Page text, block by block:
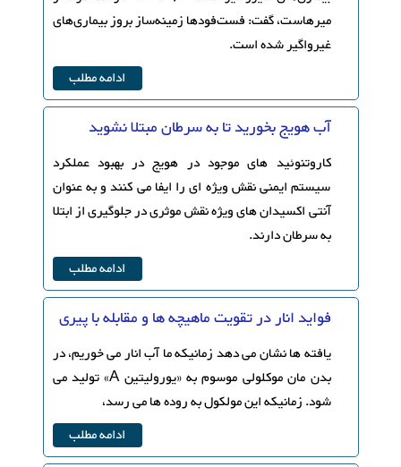
میرهاست، گفت: فست‌فودها زمینه‌ساز بروز بیماری‌های
غیرواگیر شده است.
ادامه مطلب
آب هویج بخورید تا به سرطان مبتلا نشوید
کاروتنوئید های موجود در هویج در بهبود عملکرد
سیستم ایمنی نقش ویژه ای را ایفا می کنند و به عنوان
آنتی اکسیدان های ویژه نقش موثری در جلوگیری از ابتلا
به سرطان دارند.
ادامه مطلب
فواید انار در تقویت ماهیچه ها و مقابله با پیری
یافته ها نشان می دهد زمانیکه ما آب انار می خوریم، در
بدن مان موکلولی موسوم به «یورولیتین A» تولید می
شود. زمانیکه این مولکول به روده ها می رسد،
ادامه مطلب